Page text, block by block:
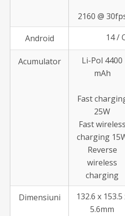
2160 @
Android 14 /
Acumulator
Li-Pol 4400
mAh
Fast
25W
Fast wireless
charging
Reverse
wireless
charging
Dimensiuni
132.6 x 153.5
5.6mm